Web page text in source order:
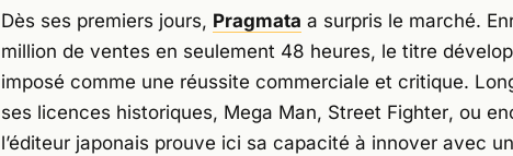
Dès ses premiers jours, Pragmata a surpris le marché.
million de ventes en seulement 48 heures, le titre
imposé comme une réussite commerciale et critique.
ses licences historiques, Mega Man, Street Fighter, ou
l’éditeur japonais prouve ici sa capacité à innover avec